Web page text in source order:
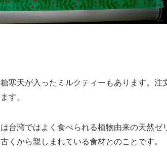
寒天が入ったミルクティーもあります。注
す。
台湾ではよく食べられる植物由来の天然ゼ
くから親しまれている食材とのことです。